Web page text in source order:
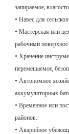
запираемое,
• Навес для
• Мастерская или
рабочими
• Хранение
перемещаемое,
• Автономное
аккумуляторных
• Временное или
районов.
• Аварийное